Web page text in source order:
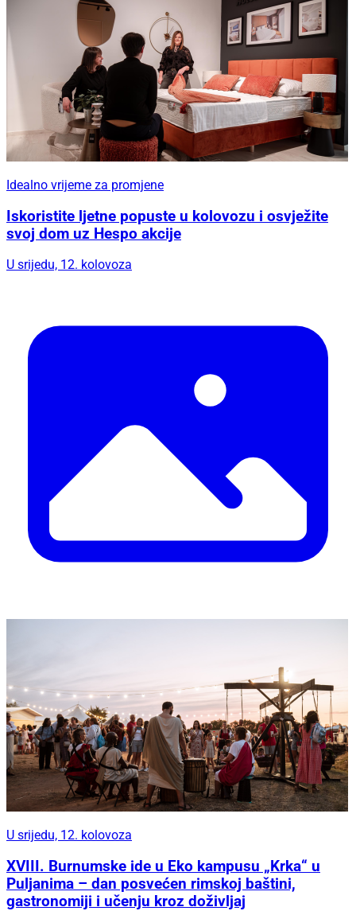
Idealno vrijeme za promjene
Iskoristite ljetne popuste u kolovozu i osvježite
svoj dom uz Hespo akcije
U srijedu, 12. kolovoza
U srijedu, 12. kolovoza
XVIII. Burnumske ide u Eko kampusu „Krka“ u
Puljanima – dan posvećen rimskoj baštini,
gastronomiji i učenju kroz doživljaj